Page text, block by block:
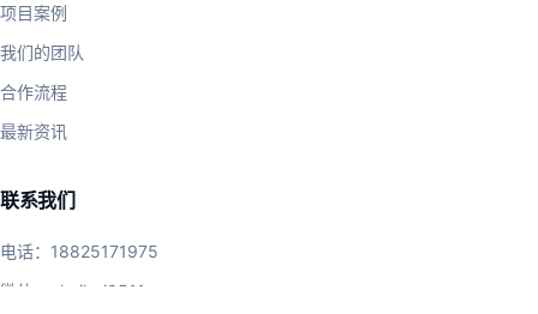
项目案例
我们的团队
合作流程
最新资讯
联系我们
电话： 18825171975
微信：chuibai0511